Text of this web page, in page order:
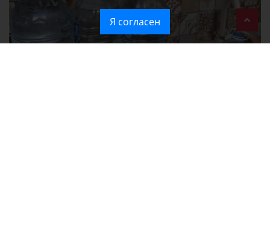
Я согласен